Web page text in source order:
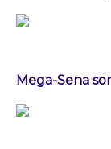
Mega-Sena